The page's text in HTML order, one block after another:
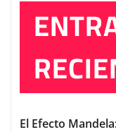
El Efecto